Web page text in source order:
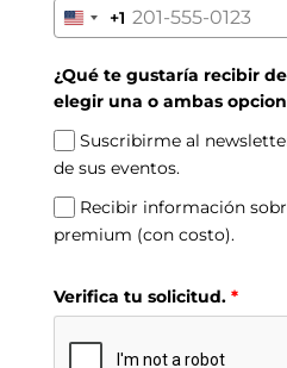
United
+1
+1
¿Qué te gustaría recibir
elegir una o ambas
Suscribirme al
de sus eventos.
Recibir información
premium (con costo).
Verifica tu solicitud. *